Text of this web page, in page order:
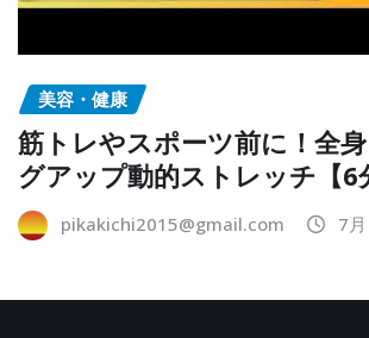
美容・健康
筋トレやスポーツ前に！全
グアップ動的ストレッチ【6
pikakichi2015@gmail.com 7